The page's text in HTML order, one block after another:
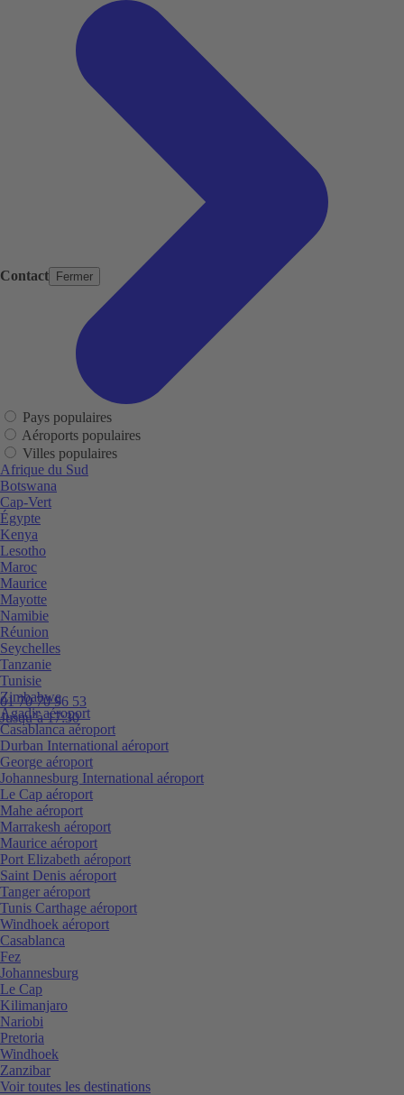
Contact Fermer
01 70 70 96 53
Jusqu’à 17:30
Pays populaires
Aéroports populaires
Villes populaires
Afrique du Sud
Botswana
Cap-Vert
Égypte
Kenya
Lesotho
Maroc
Maurice
Mayotte
Namibie
Réunion
Seychelles
Tanzanie
Tunisie
Zimbabwe
Agadir aéroport
Casablanca aéroport
Durban International aéroport
George aéroport
Johannesburg International aéroport
Le Cap aéroport
Mahe aéroport
Marrakesh aéroport
Maurice aéroport
Port Elizabeth aéroport
Saint Denis aéroport
Tanger aéroport
Tunis Carthage aéroport
Windhoek aéroport
Casablanca
Fez
Johannesburg
Le Cap
Kilimanjaro
Nariobi
Pretoria
Windhoek
Zanzibar
Voir toutes les destinations